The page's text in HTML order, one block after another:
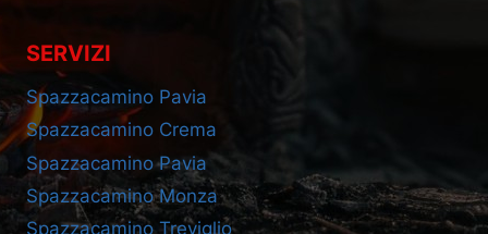
SERVIZI
Spazzacamino Pavia
Spazzacamino Crema
Spazzacamino Pavia
Spazzacamino Monza
Spazzacamino Treviglio